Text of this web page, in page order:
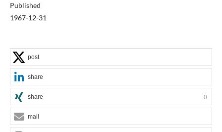
Published
1967-12-31
post
share
share 0
mail